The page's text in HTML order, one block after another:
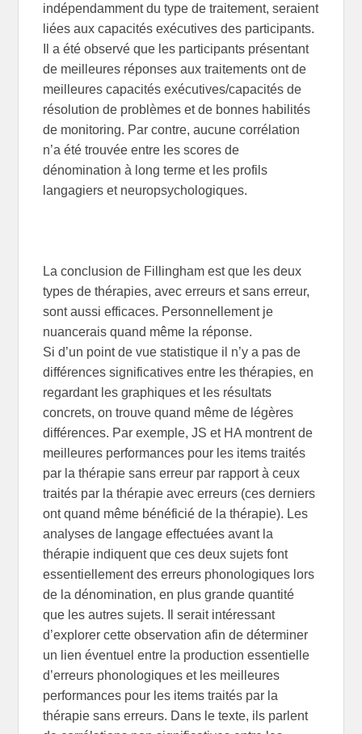
indépendamment du type de traitement, seraient
liées aux capacités exécutives des participants.
Il a été observé que les participants présentant
de meilleures réponses aux traitements ont de
meilleures capacités exécutives/capacités de
résolution de problèmes et de bonnes habilités
de monitoring. Par contre, aucune corrélation
n’a été trouvée entre les scores de
dénomination à long terme et les profils
langagiers et neuropsychologiques.
La conclusion de Fillingham est que les deux
types de thérapies, avec erreurs et sans erreur,
sont aussi efficaces. Personnellement je
nuancerais quand même la réponse.
Si d’un point de vue statistique il n’y a pas de
différences significatives entre les thérapies, en
regardant les graphiques et les résultats
concrets, on trouve quand même de légères
différences. Par exemple, JS et HA montrent de
meilleures performances pour les items traités
par la thérapie sans erreur par rapport à ceux
traités par la thérapie avec erreurs (ces derniers
ont quand même bénéficié de la thérapie). Les
analyses de langage effectuées avant la
thérapie indiquent que ces deux sujets font
essentiellement des erreurs phonologiques lors
de la dénomination, en plus grande quantité
que les autres sujets. Il serait intéressant
d’explorer cette observation afin de déterminer
un lien éventuel entre la production essentielle
d’erreurs phonologiques et les meilleures
performances pour les items traités par la
thérapie sans erreurs. Dans le texte, ils parlent